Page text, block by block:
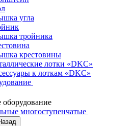
угла
тройника
крестовины
лотки «DKC»
к лоткам «DKC»
оборудование
многоступенчатые